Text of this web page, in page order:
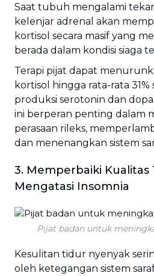
Saat tubuh mengalami
kelenjar adrenal akan
kortisol secara masif yang
berada dalam kondisi siaga
Terapi pijat dapat
kortisol hingga rata-rata
produksi serotonin dan
ini berperan penting dalam
perasaan rileks,
dan menenangkan sistem
3. Memperbaiki Kualitas
Mengatasi Insomnia
Pijat badan untuk
Kesulitan tidur nyenyak
oleh ketegangan sistem